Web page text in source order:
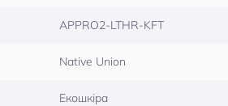
APPRO2-LTHR-KFT
Native Union
Екошкіра